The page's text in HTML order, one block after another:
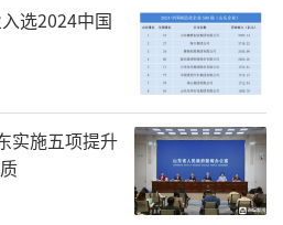
美术与数字技术深度融
作，加快协会专业化、
际化转型，团结带领全市
建设区域性文化艺术中
更大力量。
广大美术工作者高举思想
选2024中国
实施五项提升